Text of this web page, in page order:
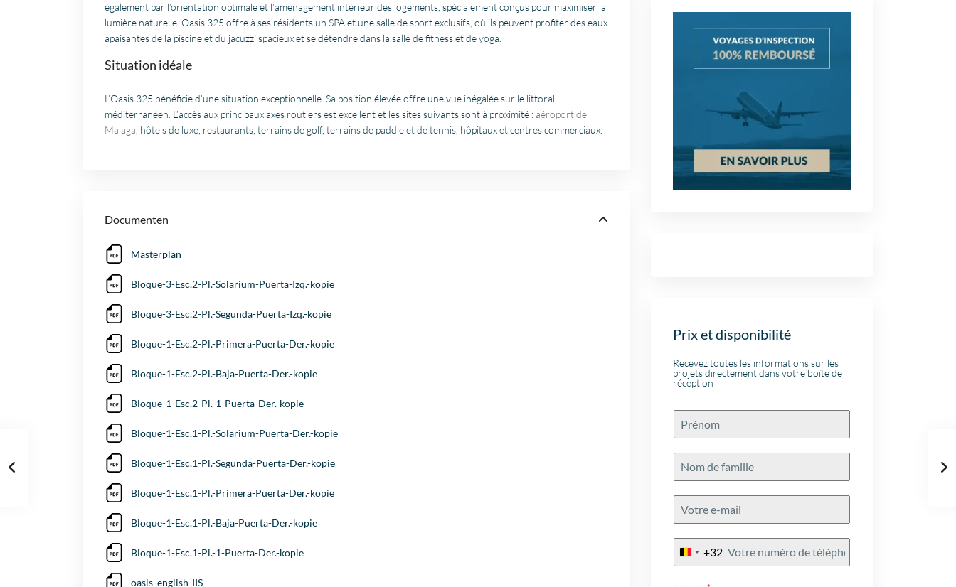
également par l’orientation optimale et l’aménagement intérieur des logements, spécialement conçus pour maximiser la
lumière naturelle. Oasis 325 offre à ses résidents un SPA et une salle de sport exclusifs, où ils peuvent profiter des eaux
apaisantes de la piscine et du jacuzzi spacieux et se détendre dans la salle de fitness et de yoga.
Situation idéale
L’Oasis 325 bénéficie d’une situation exceptionnelle. Sa position élevée offre une vue inégalée sur le littoral
méditerranéen. L’accès aux principaux axes routiers est excellent et les sites suivants sont à proximité :aéroport de
Malaga , hôtels de luxe, restaurants, terrains de golf, terrains de paddle et de tennis, hôpitaux et centres commerciaux.
Documenten
Masterplan
Bloque-3-Esc.2-Pl.-Solarium-Puerta-Izq.-kopie
Bloque-3-Esc.2-Pl.-Segunda-Puerta-Izq.-kopie
Bloque-1-Esc.2-Pl.-Primera-Puerta-Der.-kopie
Bloque-1-Esc.2-Pl.-Baja-Puerta-Der.-kopie
Bloque-1-Esc.2-Pl.-1-Puerta-Der.-kopie
Bloque-1-Esc.1-Pl.-Solarium-Puerta-Der.-kopie
Bloque-1-Esc.1-Pl.-Segunda-Puerta-Der.-kopie
Bloque-1-Esc.1-Pl.-Primera-Puerta-Der.-kopie
Bloque-1-Esc.1-Pl.-Baja-Puerta-Der.-kopie
Bloque-1-Esc.1-Pl.-1-Puerta-Der.-kopie
oasis_english-IIS
Prix et disponibilité
Recevez toutes les informations sur les
projets directement dans votre boîte de
réception
Belgium
+32